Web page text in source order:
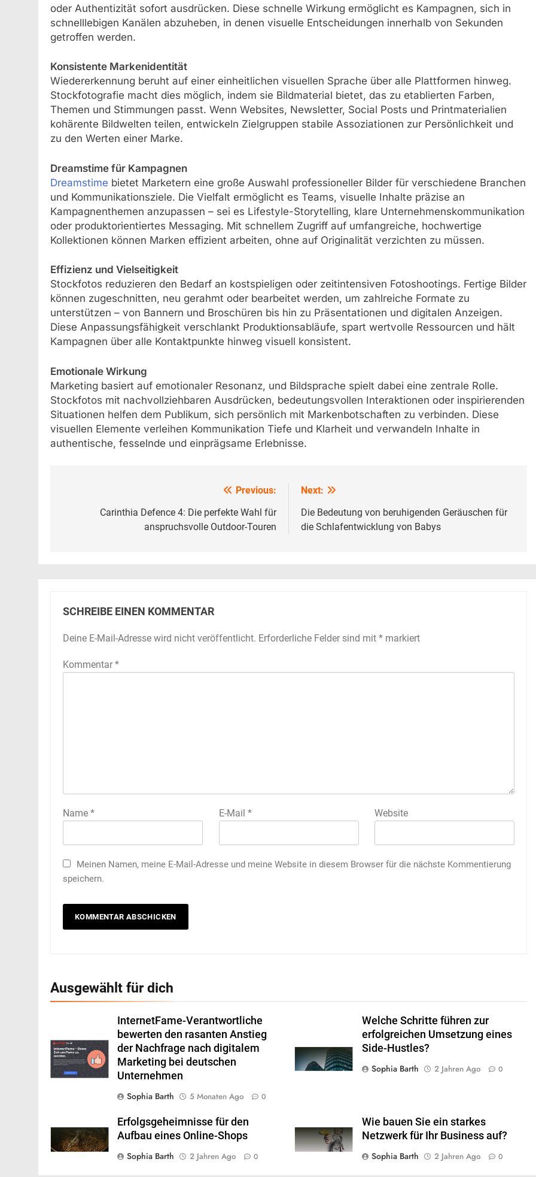
oder Authentizität sofort ausdrücken. Diese schnelle Wirkung ermöglicht es Kampagnen, sich in
schnelllebigen Kanälen abzuheben, in denen visuelle Entscheidungen innerhalb von Sekunden
getroffen werden.
Konsistente Markenidentität
Wiedererkennung beruht auf einer einheitlichen visuellen Sprache über alle Plattformen hinweg.
Stockfotografie macht dies möglich, indem sie Bildmaterial bietet, das zu etablierten Farben,
Themen und Stimmungen passt. Wenn Websites, Newsletter, Social Posts und Printmaterialien
kohärente Bildwelten teilen, entwickeln Zielgruppen stabile Assoziationen zur Persönlichkeit und
zu den Werten einer Marke.
Dreamstime für Kampagnen
Dreamstime bietet Marketern eine große Auswahl professioneller Bilder für verschiedene Branchen
und Kommunikationsziele. Die Vielfalt ermöglicht es Teams, visuelle Inhalte präzise an
Kampagnenthemen anzupassen – sei es Lifestyle-Storytelling, klare Unternehmenskommunikation
oder produktorientiertes Messaging. Mit schnellem Zugriff auf umfangreiche, hochwertige
Kollektionen können Marken effizient arbeiten, ohne auf Originalität verzichten zu müssen.
Effizienz und Vielseitigkeit
Stockfotos reduzieren den Bedarf an kostspieligen oder zeitintensiven Fotoshootings. Fertige Bilder
können zugeschnitten, neu gerahmt oder bearbeitet werden, um zahlreiche Formate zu
unterstützen – von Bannern und Broschüren bis hin zu Präsentationen und digitalen Anzeigen.
Diese Anpassungsfähigkeit verschlankt Produktionsabläufe, spart wertvolle Ressourcen und hält
Kampagnen über alle Kontaktpunkte hinweg visuell konsistent.
Emotionale Wirkung
Marketing basiert auf emotionaler Resonanz, und Bildsprache spielt dabei eine zentrale Rolle.
Stockfotos mit nachvollziehbaren Ausdrücken, bedeutungsvollen Interaktionen oder inspirierenden
Situationen helfen dem Publikum, sich persönlich mit Markenbotschaften zu verbinden. Diese
visuellen Elemente verleihen Kommunikation Tiefe und Klarheit und verwandeln Inhalte in
authentische, fesselnde und einprägsame Erlebnisse.
Navigation
Previous:
Carinthia Defence 4: Die perfekte Wahl für
anspruchsvolle Outdoor-Touren
Next:
Die Bedeutung von beruhigenden Geräuschen für
die Schlafentwicklung von Babys
SCHREIBE EINEN KOMMENTAR
Deine E-Mail-Adresse wird nicht veröffentlicht. Erforderliche Felder sind mit * markiert
Kommentar *
Name * E-Mail * Website
Meinen Namen, meine E-Mail-Adresse und meine Website in diesem Browser für die nächste Kommentierung
speichern.
Ausgewählt für dich
InternetFame-Verantwortliche
bewerten den rasanten Anstieg
der Nachfrage nach digitalem
Marketing bei deutschen
Unternehmen
Sophia Barth
5 Monaten Ago 0
Welche Schritte führen zur
erfolgreichen Umsetzung eines
Side-Hustles?
Sophia Barth
2 Jahren Ago 0
Erfolgsgeheimnisse für den
Aufbau eines Online-Shops
Sophia Barth
2 Jahren Ago 0
Wie bauen Sie ein starkes
Netzwerk für Ihr Business auf?
Sophia Barth
2 Jahren Ago 0